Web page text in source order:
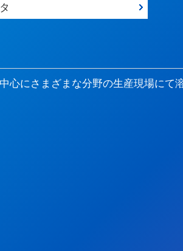
心にさまざまな分野の生産現場にて